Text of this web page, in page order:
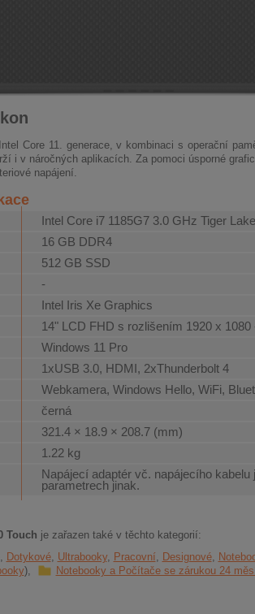
Intel Core 11. generace, v kombinaci s operační
i v náročných aplikacích. Za pomoci úsporné
napájení.
Intel Core i7 1185G7 3.0 GHz Tiger Lake
16 GB DDR4
512 GB SSD
-
Intel Iris Xe Graphics
14" LCD FHD s rozlišením 1920 x
Windows 11 Pro
1xUSB 3.0, HDMI, 2xThunderbolt 4
Webkamera, Windows Hello, WiFi,
černá
321.4 × 18.9 × 208.7 (mm)
1.22 kg
Napájecí adaptér vč. napájecího
parametrech jinak.
Touch je zařazen také v těchto kategorií:
Dotykové Ultrabooky Pracovní Designové
Notebooky a Počítače se zárukou 24